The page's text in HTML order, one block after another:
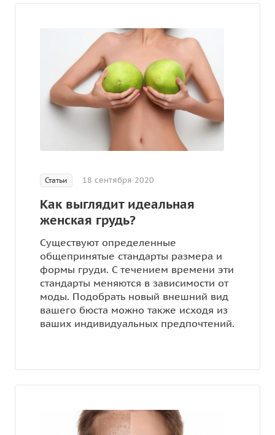
Статьи 18 сентября 2020
Как выглядит идеальная
женская грудь?
Существуют определенные
общепринятые стандарты размера и
формы груди. С течением времени эти
стандарты меняются в зависимости от
моды. Подобрать новый внешний вид
вашего бюста можно также исходя из
ваших индивидуальных предпочтений.